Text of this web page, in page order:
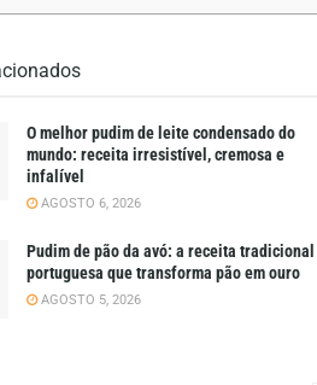
O melhor pudim de leite condensado do
mundo: receita irresistível, cremosa e
infalível
AGOSTO 6, 2026
Pudim de pão da avó: a receita tradicional
portuguesa que transforma pão em ouro
AGOSTO 5, 2026